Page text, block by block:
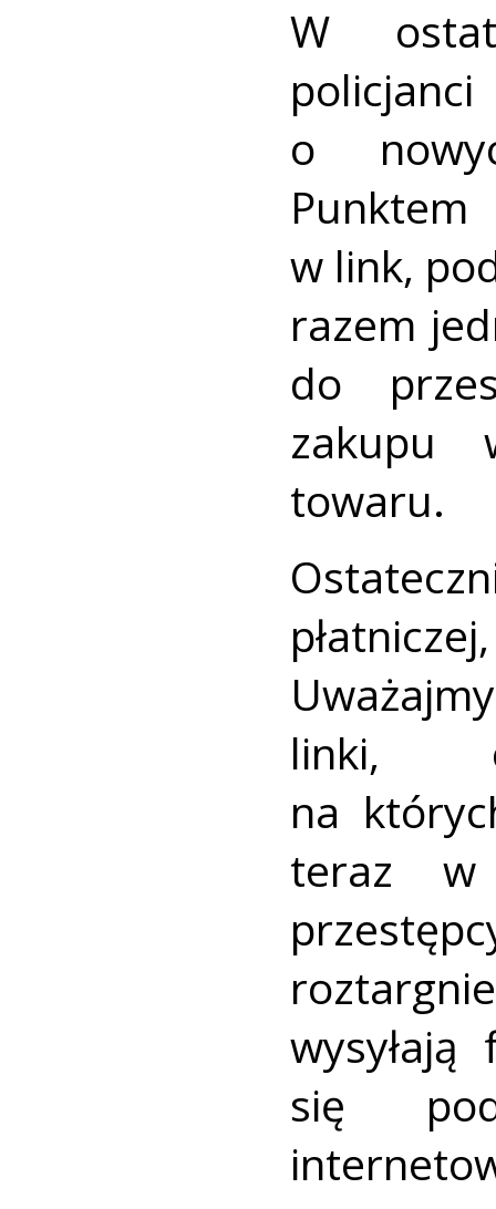
W
o
w link,
razem
do
zakupu
towaru.
linki,
na
teraz w
wysyłają
się